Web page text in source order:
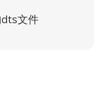
dts文件